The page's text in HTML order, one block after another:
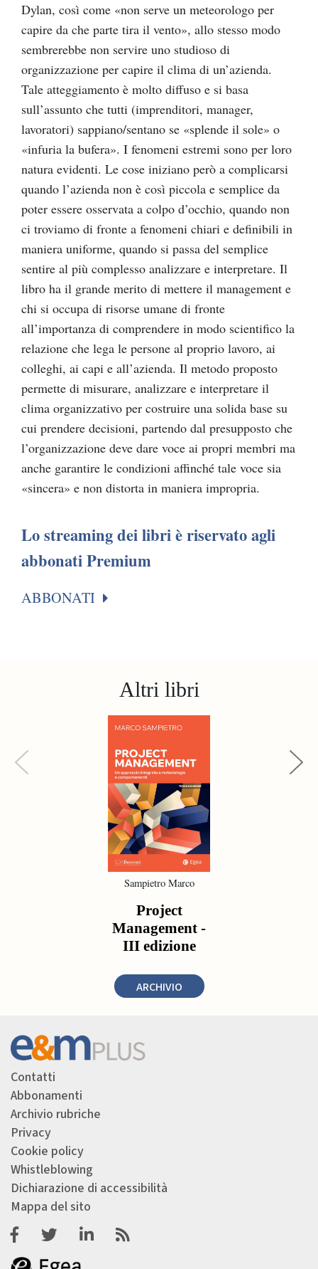
Dylan, così come «non serve un meteorologo per
capire da che parte tira il vento», allo stesso modo
sembrerebbe non servire uno studioso di
organizzazione per capire il clima di un’azienda.
Tale atteggiamento è molto diffuso e si basa
sull’assunto che tutti (imprenditori, manager,
lavoratori) sappiano/sentano se «splende il sole» o
«infuria la bufera». I fenomeni estremi sono per loro
natura evidenti. Le cose iniziano però a complicarsi
quando l’azienda non è così piccola e semplice da
poter essere osservata a colpo d’occhio, quando non
ci troviamo di fronte a fenomeni chiari e definibili in
maniera uniforme, quando si passa del semplice
sentire al più complesso analizzare e interpretare. Il
libro ha il grande merito di mettere il management e
chi si occupa di risorse umane di fronte
all’importanza di comprendere in modo scientifico la
relazione che lega le persone al proprio lavoro, ai
colleghi, ai capi e all’azienda. Il metodo proposto
permette di misurare, analizzare e interpretare il
clima organizzativo per costruire una solida base su
cui prendere decisioni, partendo dal presupposto che
l’organizzazione deve dare voce ai propri membri ma
anche garantire le condizioni affinché tale voce sia
«sincera» e non distorta in maniera impropria.
Lo streaming dei libri è riservato agli
abbonati Premium
ABBONATI
Altri libri
Previous
Sampietro Marco
Project
Management -
III edizione
Next
ARCHIVIO
Contatti
Abbonamenti
Archivio rubriche
Privacy
Cookie policy
Whistleblowing
Dichiarazione di accessibilità
Mappa del sito
FacebookTwitterLinkedinFeeds